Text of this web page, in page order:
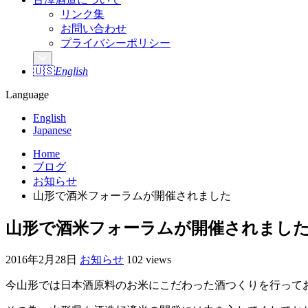
リンク集
お問い合わせ
プライバシーポリシー
🇺🇸English
Language
English
Japanese
Home
ブログ
お知らせ
山形で酒米フォーラムが開催されました
山形で酒米フォーラムが開催されました
2016年2月28日 お知らせ 102 views
今山形では日本酒原料のお米にこだわった酒つくりを行って